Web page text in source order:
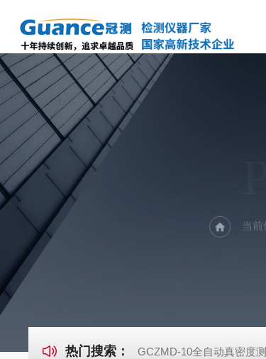
当前
热门搜索： GCZMD-10全自动真密度